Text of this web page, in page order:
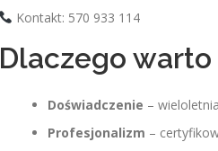
Kontakt: 570 933 114
Dlaczego warto
Doświadczenie –
Profesjonalizm –